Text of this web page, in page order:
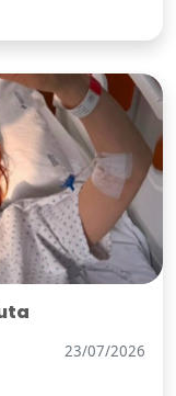
23/07/2026